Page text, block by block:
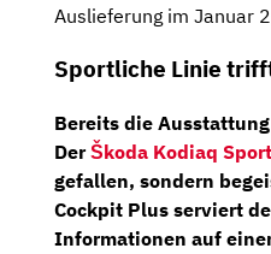
Auslieferung im Januar
Sportliche Linie
Bereits die
DerŠkoda Kodiaq
gefallen, sondern
Cockpit Plus serviert
Informationen auf